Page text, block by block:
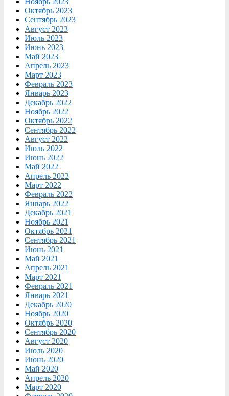
Октябрь 2023
Сентябрь 2023
Август 2023
Июль 2023
Июнь 2023
Май 2023
Апрель 2023
Март 2023
Февраль 2023
Январь 2023
Декабрь 2022
Ноябрь 2022
Октябрь 2022
Сентябрь 2022
Август 2022
Июль 2022
Июнь 2022
Май 2022
Апрель 2022
Март 2022
Февраль 2022
Январь 2022
Декабрь 2021
Ноябрь 2021
Октябрь 2021
Сентябрь 2021
Июнь 2021
Май 2021
Апрель 2021
Март 2021
Февраль 2021
Январь 2021
Декабрь 2020
Ноябрь 2020
Октябрь 2020
Сентябрь 2020
Август 2020
Июль 2020
Июнь 2020
Май 2020
Апрель 2020
Март 2020